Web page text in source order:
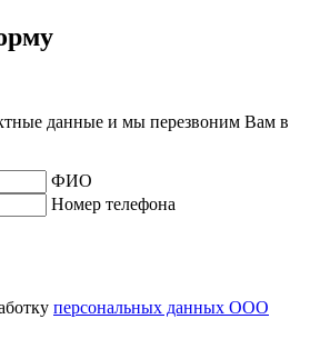
данные и мы перезвоним Вам в
ФИО
Номер телефона
персональных данных ООО